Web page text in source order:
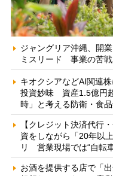
ジャングリア沖縄、開
ミスリード 事業の苦戦
キオクシアなどAI関連
投資妙味 資産1.5億円
時」と考える防衛・食
【クレジット決済代行
資をしながら「20年以
リ 営業現場では“自転
お酒を提供する店で「